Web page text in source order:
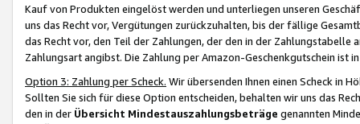
Kauf von Produkten eingelöst werden und unterliegen unseren
uns das Recht vor, Vergütungen zurückzuhalten, bis der fällige
das Recht vor, den Teil der Zahlungen, der den in der
Zahlungsart angibst. Die Zahlung per Amazon-Geschenkgutschein ist
Option 3: Zahlung per Scheck. Wir übersenden Ihnen einen Scheck in
Sollten Sie sich für diese Option entscheiden, behalten wir uns das
den in der Übersicht Mindestauszahlungsbeträge genannten